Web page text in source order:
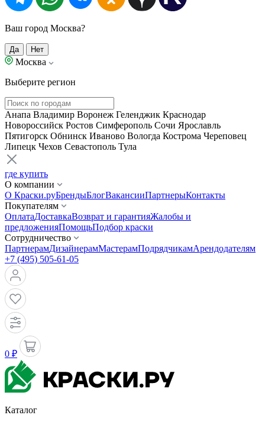
Ваш город Москва?
Да Нет
Москва
Выберите регион
Анапа Владимир Воронеж Геленджик Краснодар
Новороссийск Ростов Симферополь Сочи Ярославль
Пятигорск Обнинск Иваново Вологда Кострома Череповец
Липецк Чехов Севастополь Тула
где купить
О компании
О Краски.руБрендыБлогВакансииПартнерыКонтакты
Покупателям
ОплатаДоставкаВозврат и гарантияЖалобы и
предложенияПомощьПодбор краски
Сотрудничество
ПартнерамДизайнерамМастерамПодрядчикамАрендодателям
+7 (495) 505-61-05
0 ₽
Каталог